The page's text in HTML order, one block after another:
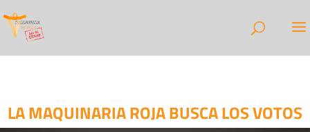
LA MAQUINARIA ROJA BUSCA LOS VOTOS